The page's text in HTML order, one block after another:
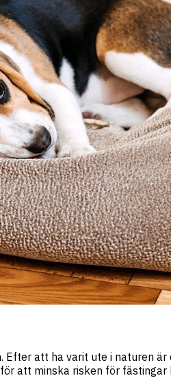
Efter att ha varit ute i naturen
att minska risken för